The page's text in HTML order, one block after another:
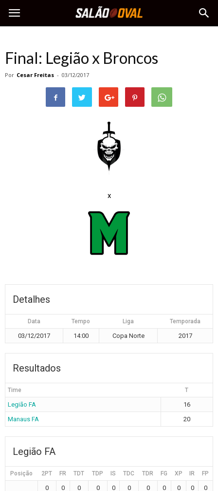
Final: Legião x Broncos
Por Cesar Freitas - 03/12/2017
x
Detalhes
Data Tempo Liga Temporada
03/12/2017 14:00 Copa Norte 2017
Resultados
Time T
Legião FA
16
Manaus FA
20
Legião FA
Posição 2PT FR TDT TDP IS TDC TDR FG XP IR FP
0 0 0 0 0 0 0 0 0 0 0